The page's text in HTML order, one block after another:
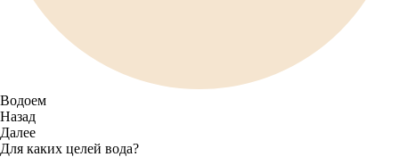
Водоем
Назад
Далее
Для каких целей вода?